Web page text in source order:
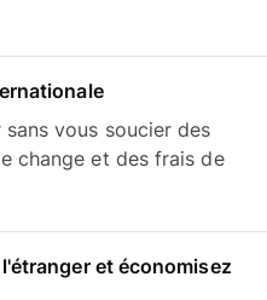
vous soucier des
change et des frais de
et économisez